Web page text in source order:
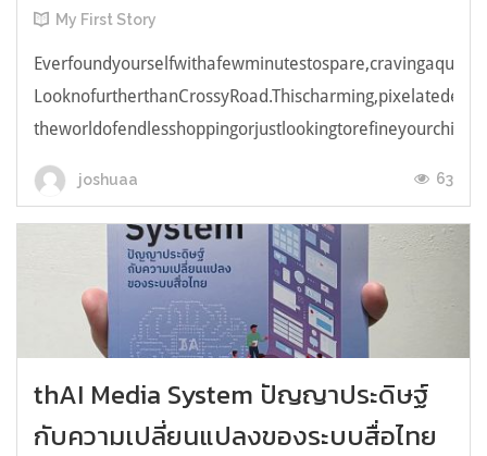
My First Story
joshuaa 63
thAI Media System ปัญญาประดิษฐ์
กับความเปลี่ยนแปลงของระบบสื่อไทย